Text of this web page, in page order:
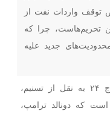
توقف واردات نفت از
تحریم‌هاست، چرا که
جدید علیه
به گزارش پایگاه خبری – تحلیلی رواج ۲۴ به نقل از تسنیم،
که دونالد ترامپ،